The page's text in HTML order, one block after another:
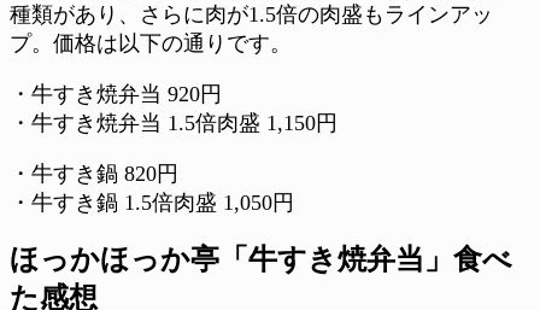
種類があり、さらに肉が1.5倍の肉盛もラインアッ
プ。価格は以下の通りです。
・牛すき焼弁当 920円
・牛すき焼弁当 1.5倍肉盛 1,150円
・牛すき鍋 820円
・牛すき鍋 1.5倍肉盛 1,050円
ほっかほっか亭「牛すき焼弁当」食べ
た感想